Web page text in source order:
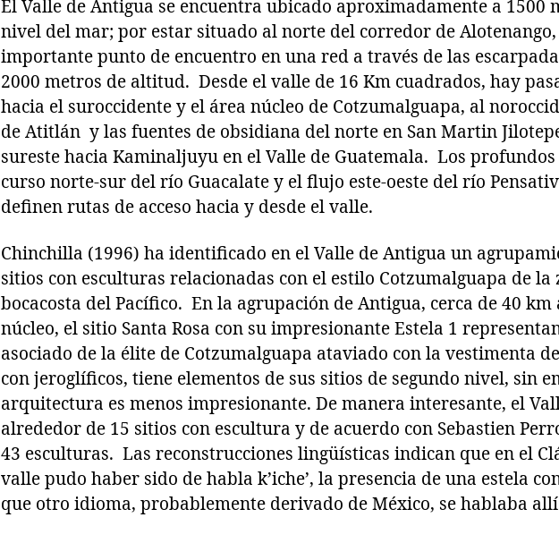
El Valle de Antigua se encuentra ubicado aproximadamente a 1500
nivel del mar; por estar situado al norte del corredor de
importante punto de encuentro en una red a través de las
2000 metros de altitud. Desde el valle de 16 Km cuadrados, hay
hacia el suroccidente y el área núcleo de Cotzumalguapa, al
de Atitlán y las fuentes de obsidiana del norte en San Martin
sureste hacia Kaminaljuyu en el Valle de Guatemala. Los
curso norte-sur del río Guacalate y el flujo este-oeste del río
definen rutas de acceso hacia y desde el valle.
Chinchilla (1996) ha identificado en el Valle de Antigua un
sitios con esculturas relacionadas con el estilo Cotzumalguapa de la
bocacosta del Pacífico. En la agrupación de Antigua, cerca de 40 km
núcleo, el sitio Santa Rosa con su impresionante Estela 1
asociado de la élite de Cotzumalguapa ataviado con la vestimenta
con jeroglíficos, tiene elementos de sus sitios de segundo nivel, sin
arquitectura es menos impresionante. De manera interesante, el
alrededor de 15 sitios con escultura y de acuerdo con Sebastien
43 esculturas. Las reconstrucciones lingüísticas indican que en el
valle pudo haber sido de habla k’iche’, la presencia de una estela
que otro idioma, probablemente derivado de México, se hablaba